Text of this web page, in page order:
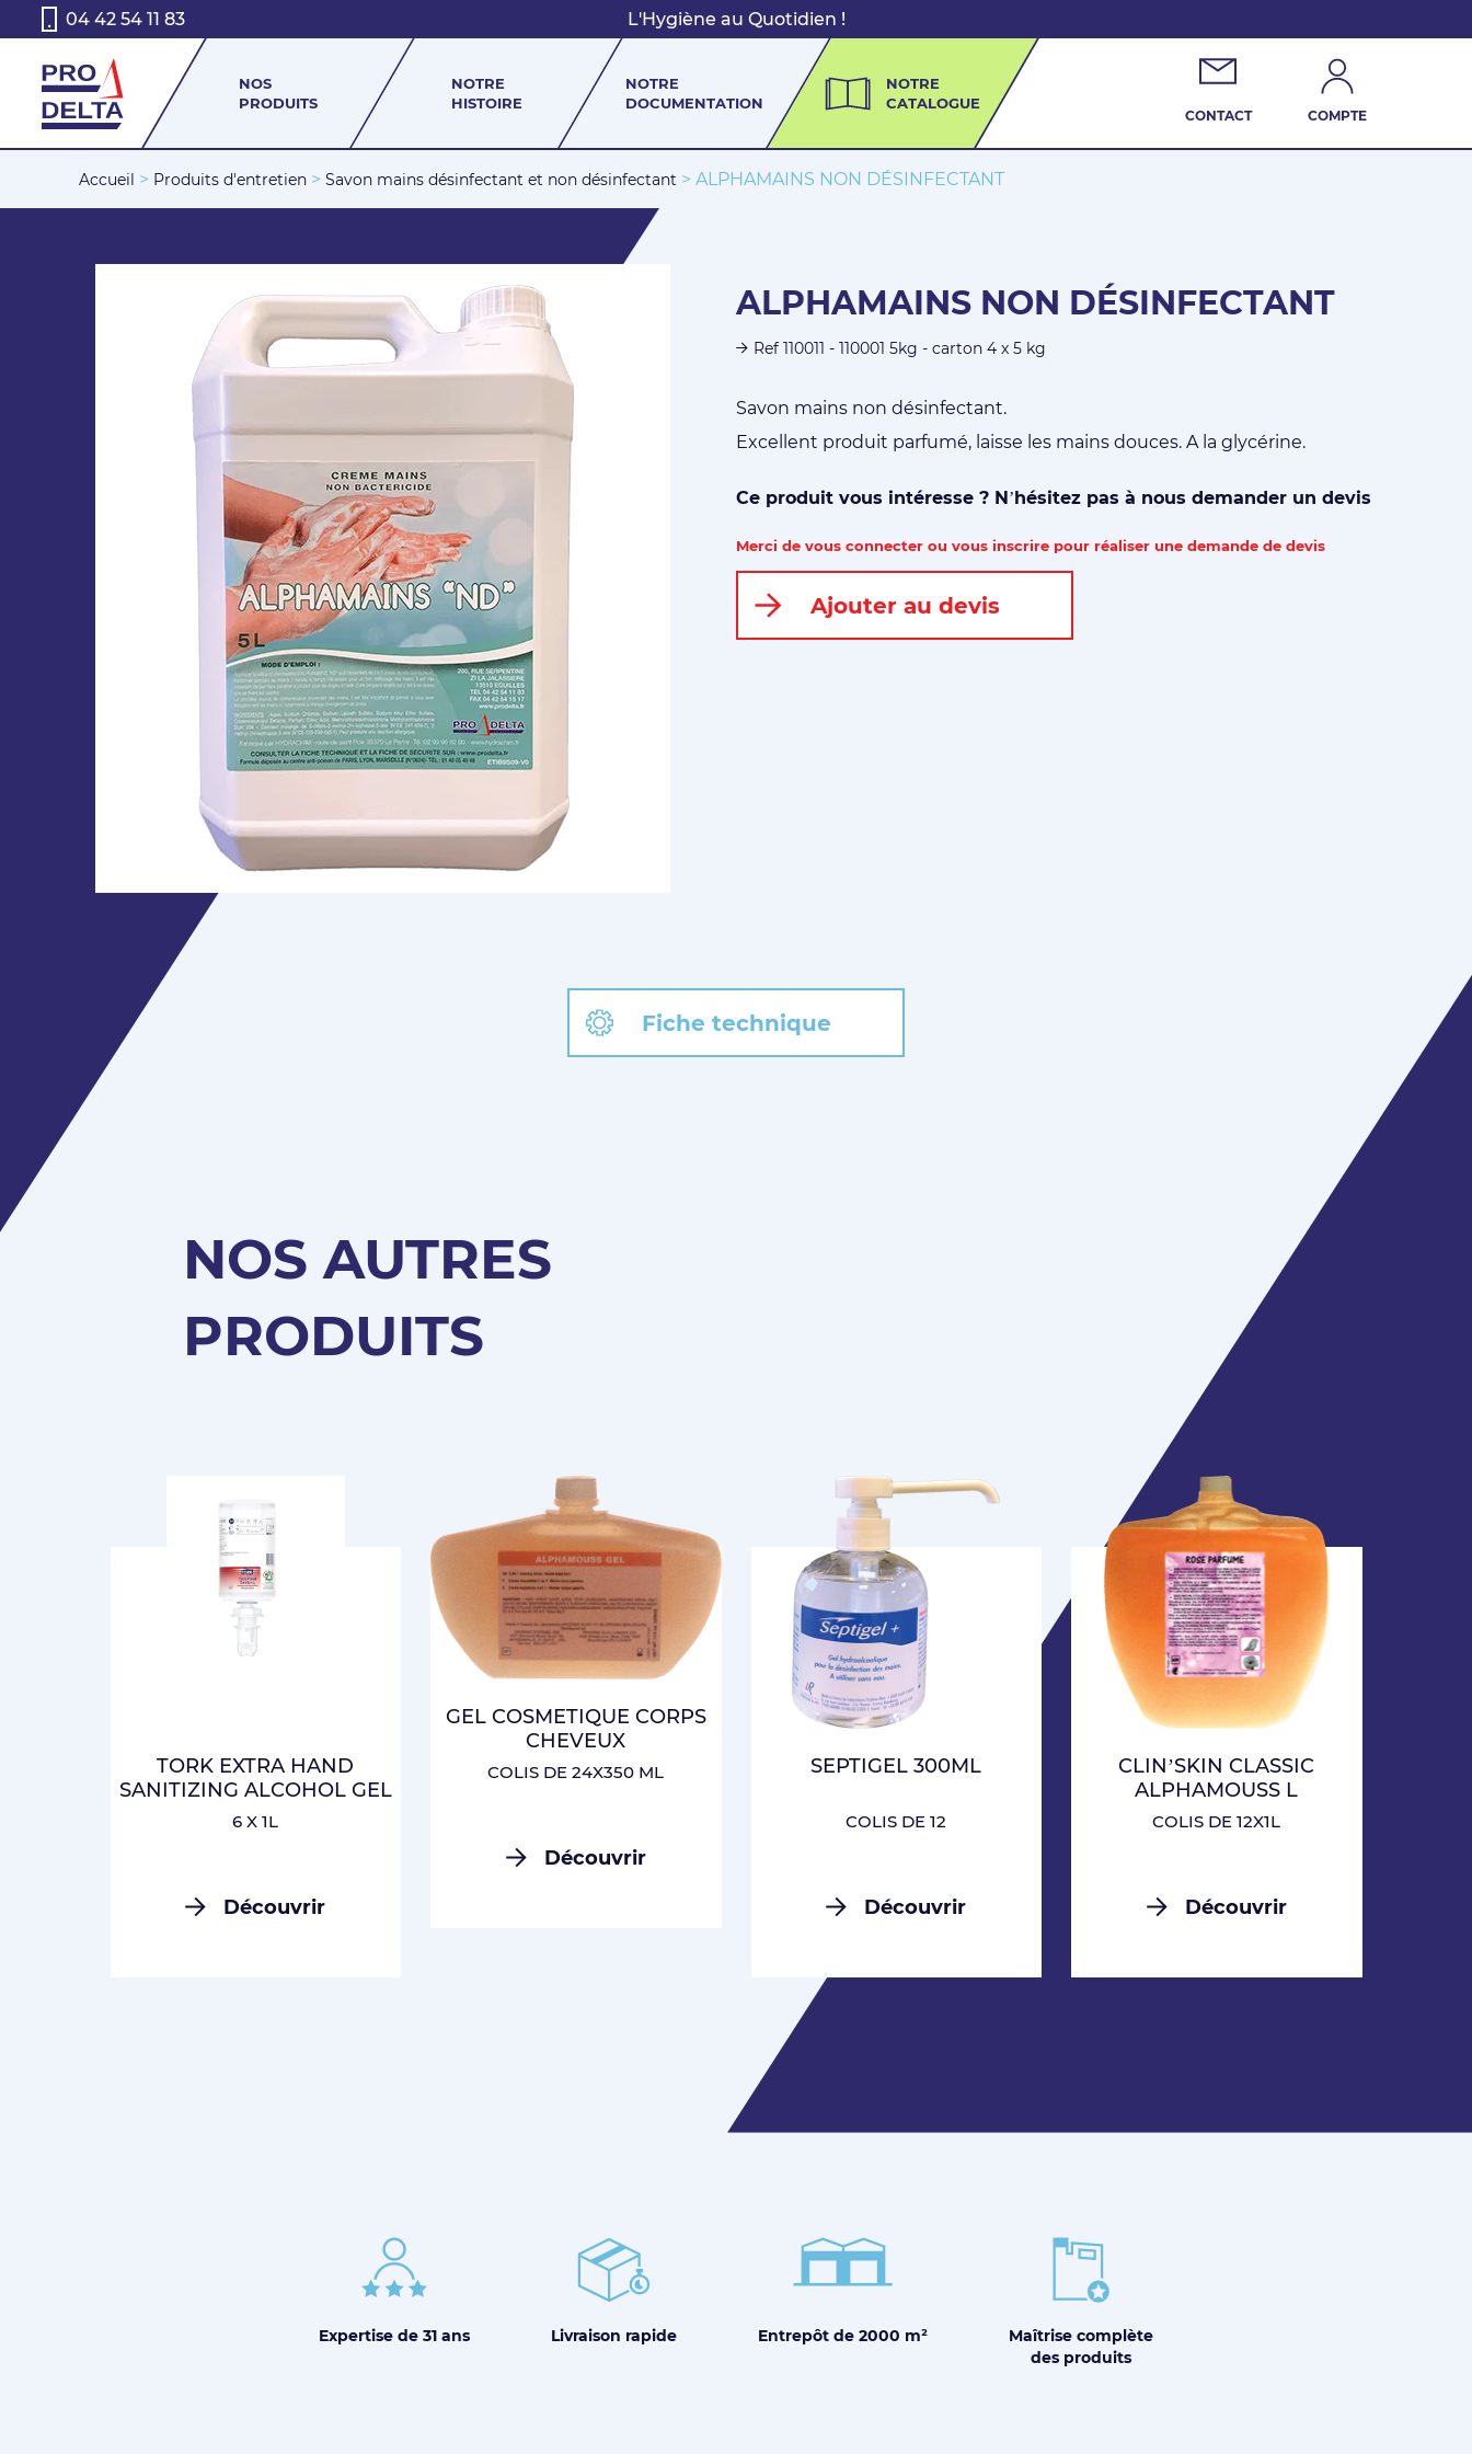
04 42 54 11 83 L'Hygiène au Quotidien !
NOS
PRODUITS
NOTRE
HISTOIRE
NOTRE
DOCUMENTATION
NOTRE
CATALOGUE
CONNEXION
CONTACT COMPTE
Accueil > Produits d'entretien > Savon mains désinfectant et non désinfectant > ALPHAMAINS NON DÉSINFECTANT
ALPHAMAINS NON DÉSINFECTANT
Ref 110011 - 110001 5kg - carton 4 x 5 kg
Savon mains non désinfectant.
Excellent produit parfumé, laisse les mains douces. A la glycérine.
Ce produit vous intéresse ? N’hésitez pas à nous demander un devis
Merci de vous connecter ou vous inscrire pour réaliser une demande de devis
Ajouter au devis
Fiche technique
NOS AUTRES
PRODUITS
TORK EXTRA HAND
SANITIZING ALCOHOL GEL
6 X 1L
Découvrir
GEL COSMETIQUE CORPS
CHEVEUX
COLIS DE 24X350 ML
Découvrir
SEPTIGEL 300ML
COLIS DE 12
Découvrir
CLIN’SKIN CLASSIC
ALPHAMOUSS L
COLIS DE 12X1L
Découvrir
Expertise de 31 ans Livraison rapide Entrepôt de 2000 m² Maîtrise complète
des produits